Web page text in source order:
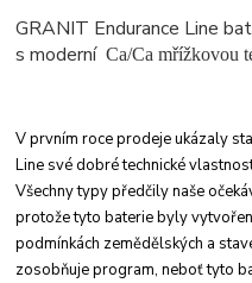
GRANIT Endurance Line
s moderníCa/Ca mřížkovou
V prvním roce prodeje ukázaly
Line své dobré technické
Všechnytypy předčily naše
protože tyto baterie byly
podmínkách zemědělských a
zosobňuje program, neboťtyto